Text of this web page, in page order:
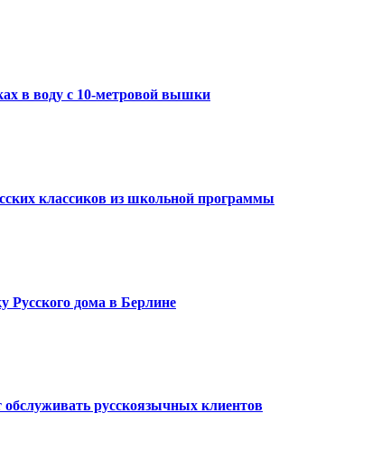
в воду с 10-метровой вышки
классиков из школьной программы
Русского дома в Берлине
русскоязычных клиентов